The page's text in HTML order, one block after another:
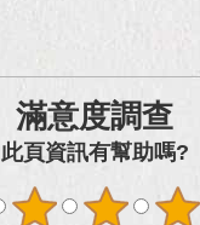
滿意度調查
此頁資訊有幫助嗎?